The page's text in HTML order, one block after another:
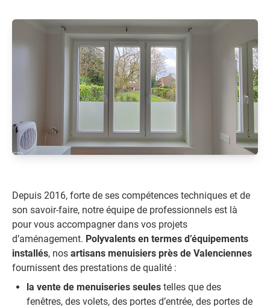
Depuis 2016, forte de ses compétences techniques et de
son savoir-faire, notre équipe de professionnels est là
pour vous accompagner dans vos projets
d’aménagement. Polyvalents en termes d’équipements
installés, nos artisans menuisiers près de Valenciennes
fournissent des prestations de qualité :
la vente de menuiseries seules telles que des
fenêtres, des volets, des portes d’entrée, des portes de